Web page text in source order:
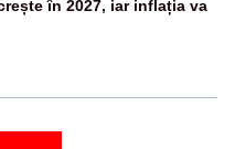
în 2027, iar inflația va